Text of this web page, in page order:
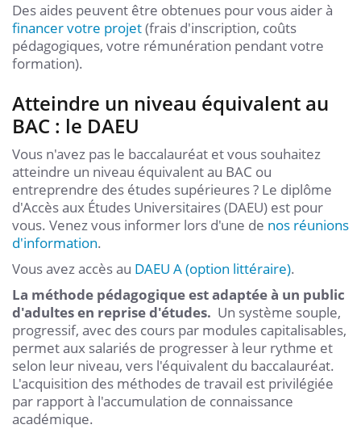
Des aides peuvent être obtenues pour vous aider à
financer votre projet(frais d'inscription, coûts
pédagogiques, votre rémunération pendant votre
formation).
Atteindre un niveau équivalent au
BAC : le DAEU
Vous n'avez pas le baccalauréat et vous souhaitez
atteindre un niveau équivalent au BAC ou
entreprendre des études supérieures ? Le diplôme
d'Accès aux Études Universitaires (DAEU) est pour
vous. Venez vous informer lors d'une de nos réunions
d'information.
Vous avez accès au DAEU A (option littéraire).
La méthode pédagogique est adaptée à un public
d'adultes en reprise d'études. Un système souple,
progressif, avec des cours par modules capitalisables,
permet aux salariés de progresser à leur rythme et
selon leur niveau, vers l'équivalent du baccalauréat.
L'acquisition des méthodes de travail est privilégiée
par rapport à l'accumulation de connaissance
académique.